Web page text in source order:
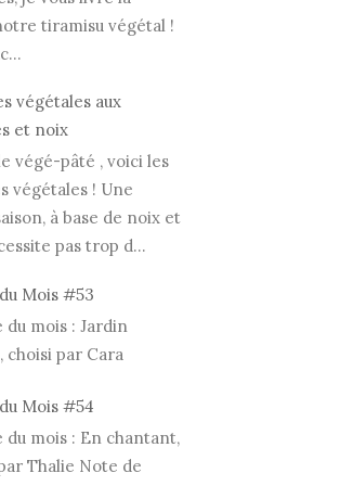
SEMAINE N°47 -
PROJET365
tiramisu végétal !
végétales aux
et noix
végé-pâté , voici les
végétales ! Une
à base de noix et
pas trop d...
Mois #53
du mois : Jardin
choisi par Cara
Mois #54
du mois : En chantant,
Thalie Note de